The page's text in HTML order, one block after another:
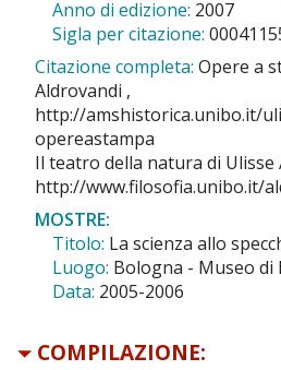
Anno di edizione: 2007
Sigla per citazione:
Citazione completa: Opere a
Aldrovandi ,
http://amshistorica.unibo.it/
opereastampa
Il teatro della natura di Ulisse
http://www.filosofia.unibo.it/
MOSTRE:
Titolo: La scienza allo
Luogo: Bologna - Museo di
Data: 2005-2006
COMPILAZIONE: